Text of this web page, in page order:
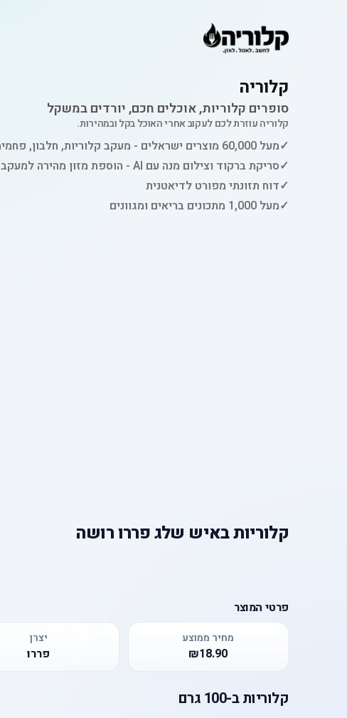
קלוריה
סופרים קלוריות, אוכלים חכם, יורדים במשקל
קלוריה עוזרת לכם לעקוב אחרי האוכל בקל ובמהירות.
✓מעל 60,000 מוצרים ישראלים - מעקב קלוריות, חלבון, פחמימות ושומן
✓סריקת ברקוד וצילום מנה עם AI - הוספת מזון מהירה למעקב
✓דוח תזונתי מפורט לדיאטנית
✓מעל 1,000 מתכונים בריאים ומגוונים
קלוריותבאיש שלג פררו רושה
פרטי המוצר
מחיר ממוצע
₪18.90
יצרן
פררו
קלוריותב-100 גרם